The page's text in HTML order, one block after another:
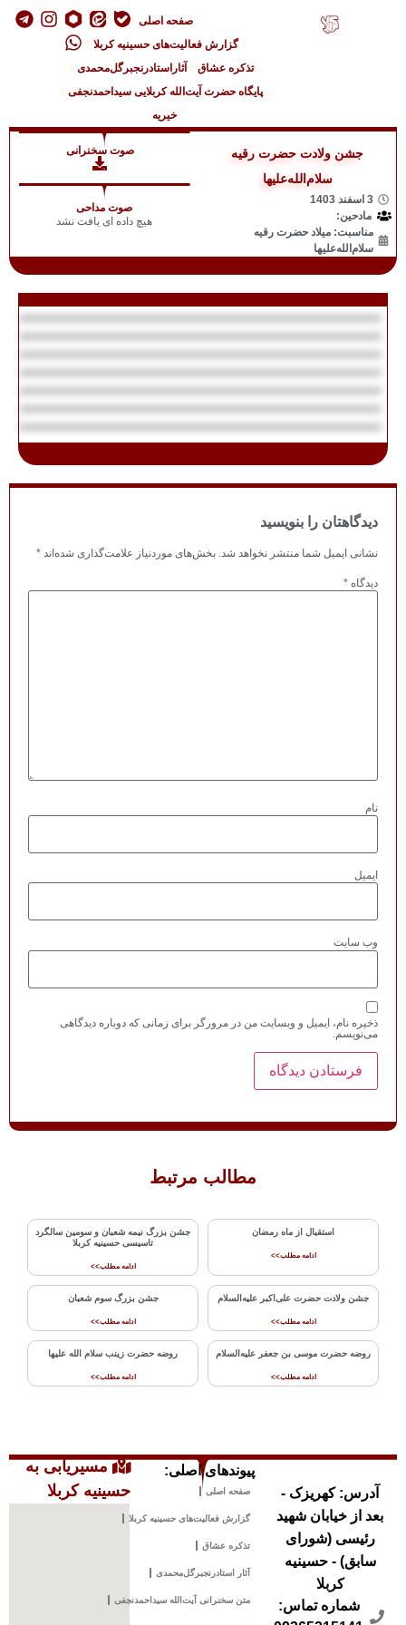
صفحه اصلی
گزارش فعالیت‌های حسینیه کربلا
تذکره عشاق
آثاراستادرنجبرگل‌محمدی
پایگاه حضرت آیت‌الله کربلایی سیداحمدنجفی
خیریه
جشن ولادت حضرت رقیه
سلام‌الله‌علیها
3 اسفند 1403
مادحین:
مناسبت: میلاد حضرت رقیه
سلام‌الله‌علیها
صوت سخنرانی
صوت مداحی
هیچ داده ای یافت نشد
دیدگاهتان را بنویسید
نشانی ایمیل شما منتشر نخواهد شد. بخش‌های موردنیاز علامت‌گذاری شده‌اند *
دیدگاه *
نام
ایمیل
وب‌ سایت
ذخیره نام، ایمیل و وبسایت من در مرورگر برای زمانی که دوباره دیدگاهی
می‌نویسم.
مطالب مرتبط
استقبال از ماه رمضان
ادامه مطلب>>
جشن بزرگ نیمه شعبان و سومین سالگرد
تاسیسی حسینیه کربلا
ادامه مطلب>>
جشن ولادت حضرت علی‌اکبر علیه‌السلام
ادامه مطلب>>
جشن بزرگ سوم شعبان
ادامه مطلب>>
روضه حضرت موسی بن جعفر علیه‌السلام
ادامه مطلب>>
روضه حضرت زینب سلام الله علیها
ادامه مطلب>>
آدرس: کهریزک -
بعد از خیابان شهید
رئیسی (شورای
سابق) - حسینیه
کربلا
شماره تماس:
پیوندهای اصلی:
صفحه اصلی
گزارش فعالیت‌های حسینیه کربلا
تذکره عشاق
آثار استادرنجبرگل‌محمدی
متن سخنرانی آیت‌الله سیداحمدنجفی
مسیریابی به
حسینیه کربلا